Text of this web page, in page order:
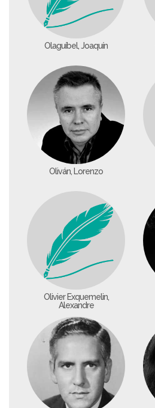
Olaguíbel, Joaquín
Oliván, Lorenzo
Olivier Exquemelin,
Alexandre